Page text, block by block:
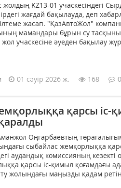
жолдың KZ13-01 учаскесіндегі
жағдай бақылауда, деп
жасап. "ҚазАвтоЖол"
мамандары бұрын су тасқыны
учаскесіне әуеден бақылау
01 сәуір 2026 ж. 168 0
қарсы іс-
Оңғарбаевтың
сыбайлас жемқорлыққа
аудандық комиссияның кезекті
қарсы іс-қимыл қоғамдағы
жолындағы маңызды қадам